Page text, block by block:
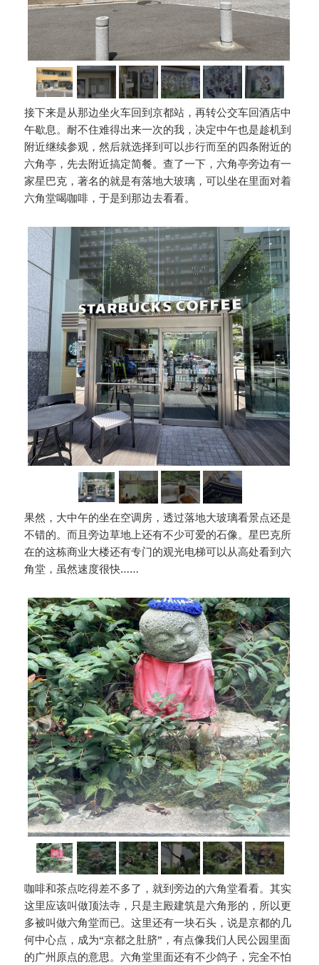
接下来是从那边坐火车回到京都站，再转公交车回酒店中
午歇息。耐不住难得出来一次的我，决定中午也是趁机到
附近继续参观，然后就选择到可以步行而至的四条附近的
六角亭，先去附近搞定简餐。查了一下，六角亭旁边有一
家星巴克，著名的就是有落地大玻璃，可以坐在里面对着
六角堂喝咖啡，于是到那边去看看。
果然，大中午的坐在空调房，透过落地大玻璃看景点还是
不错的。而且旁边草地上还有不少可爱的石像。星巴克所
在的这栋商业大楼还有专门的观光电梯可以从高处看到六
角堂，虽然速度很快……
咖啡和茶点吃得差不多了，就到旁边的六角堂看看。其实
这里应该叫做顶法寺，只是主殿建筑是六角形的，所以更
多被叫做六角堂而已。这里还有一块石头，说是京都的几
何中心点，成为“京都之肚脐”，有点像我们人民公园里面
的广州原点的意思。六角堂里面还有不少鸽子，完全不怕